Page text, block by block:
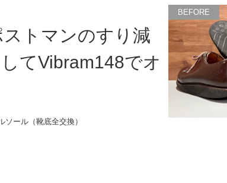
トマンのすり減
てVibram148でオ
ソール（靴底全交換）